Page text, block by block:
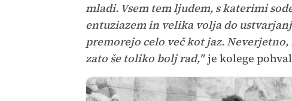
mladi. Vsem tem ljudem, s katerimi
entuziazem in velika volja do
premorejo celo več kot jaz.
zato še toliko bolj rad,"je kolege